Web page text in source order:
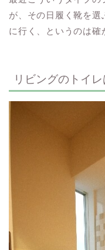
が、その日履く靴を選
に行く、というのは確
リビングのトイ